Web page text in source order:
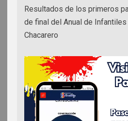
Resultados de los primeros
de final del Anual de
Chacarero